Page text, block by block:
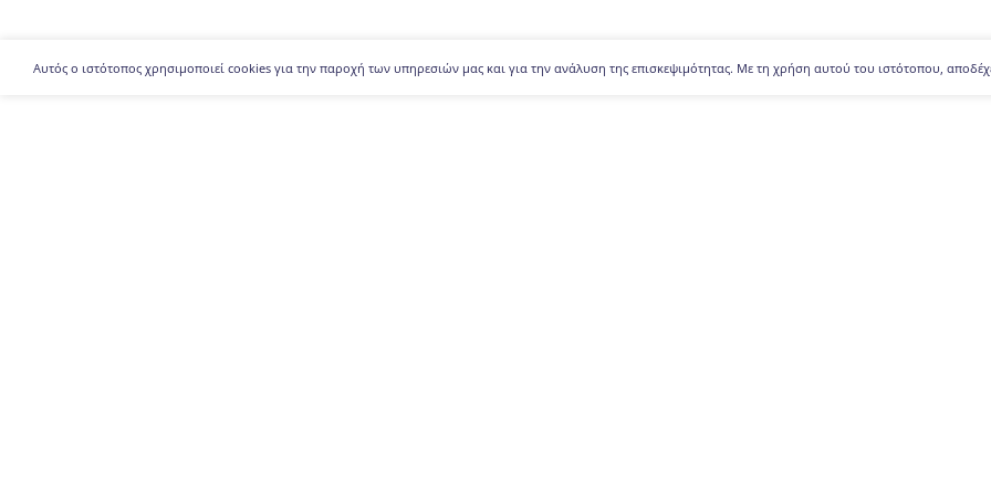
Αυτός ο ιστότοπος χρησιμοποιεί cookies για την παροχή των υπηρεσιών μας και για την ανάλυση της επισκεψιμότητας. Με τη χρήση αυτού του ιστότοπου,